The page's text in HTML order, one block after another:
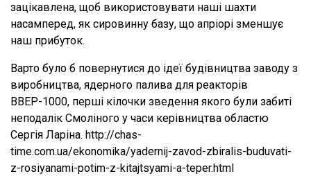
зацікавлена, щоб використовувати наші шахти
насамперед, як сировинну базу, що апріорі зменшує
наш прибуток.
Варто було б повернутися до ідеї будівництва заводу з
виробництва, ядерного палива для реакторів
ВВЕР-1000, перші кілочки зведення якого були забиті
неподалік Смоліного у часи керівництва областю
Сергія Ларіна. http://chas-
time.com.ua/ekonomika/yadernij-zavod-zbiralis-buduvati-
z-rosiyanami-potim-z-kitajtsyami-a-teper.html